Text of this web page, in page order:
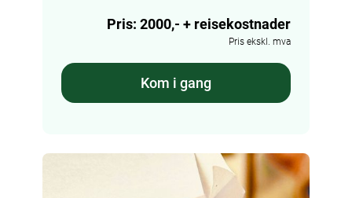
Pris: 2000,- + reisekostnader
Pris ekskl. mva
Kom i gang